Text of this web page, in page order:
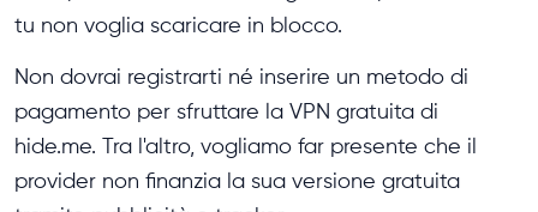
tu non voglia scaricare in blocco.
Non dovrai registrarti né inserire un metodo di
pagamento per sfruttare la VPN gratuita di
hide.me. Tra l'altro, vogliamo far presente che il
provider non finanzia la sua versione gratuita